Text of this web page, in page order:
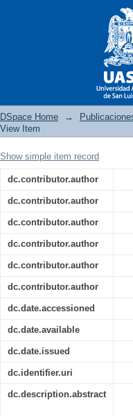
Póster:
DSpace Home →
View Item
Show simple item record
dc.contributor.author
dc.contributor.author
dc.contributor.author
dc.contributor.author
dc.contributor.author
dc.contributor.author
dc.date.accessioned
dc.date.available
dc.date.issued
dc.identifier.uri
dc.description.abstract